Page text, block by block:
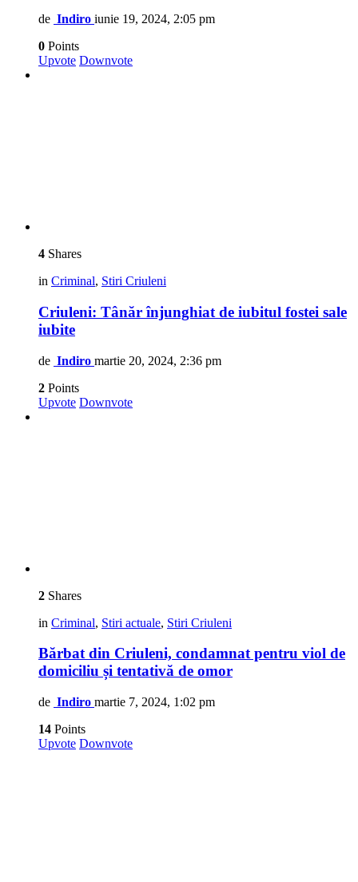
de Indiro iunie 19, 2024, 2:05 pm
0 Points
Upvote Downvote
4 Shares
in Criminal, Stiri Criuleni
Criuleni: Tânăr înjunghiat de iubitul fostei sale
iubite
de Indiro martie 20, 2024, 2:36 pm
2 Points
Upvote Downvote
2 Shares
in Criminal, Stiri actuale, Stiri Criuleni
Bărbat din Criuleni, condamnat pentru viol de
domiciliu și tentativă de omor
de Indiro martie 7, 2024, 1:02 pm
14 Points
Upvote Downvote